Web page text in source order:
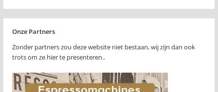
Onze Partners
Zonder partners zou deze website niet bestaan, wij zijn dan ook
trots om ze hier te presenteren..